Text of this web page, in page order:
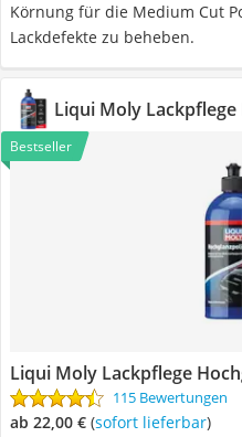
Körnung für die Medium Cut
Lackdefekte zu beheben.
Liqui Moly
Bestseller
Liqui Moly Lackpflege
115 Bewertungen
ab 22,00 € ( Sofort lieferbar)